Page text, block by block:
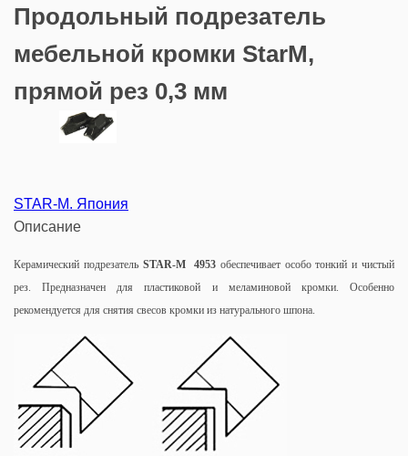
Продольный подрезатель
мебельной кромки StarM,
прямой рез 0,3 мм
STAR-M. Япония
Описание
Керамический подрезатель STAR-M4953 обеспечивает особо тонкий и чистый
рез. Предназначен для пластиковой и меламиновой кромки. Особенно
рекомендуется для снятия свесов кромки из натурального шпона.